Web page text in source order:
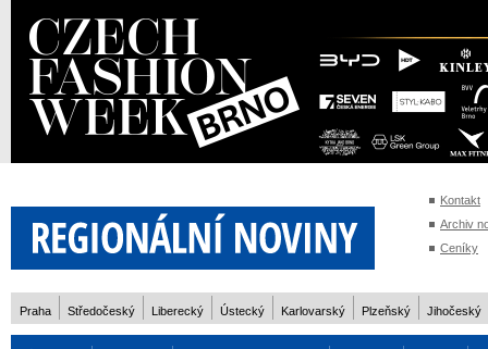
Kontakt
Archiv
Ceníky
Praha Středočeský Liberecký Ústecký Karlovarský Plzeňský Jihočeský